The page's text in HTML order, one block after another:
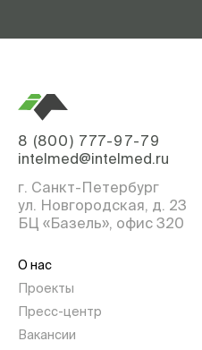
8 (800) 777-97-79
intelmed@intelmed.ru
г. Санкт-Петербург
ул. Новгородская, д. 23
БЦ «Базель», офис 320
О нас
Проекты
Пресс-центр
Вакансии